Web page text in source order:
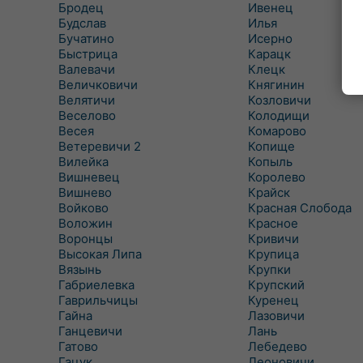
Бродец
Будслав
Бучатино
Быстрица
Валевачи
Величковичи
Велятичи
Веселово
Весея
Ветеревичи 2
Вилейка
Вишневец
Вишнево
Войково
Воложин
Воронцы
Высокая Липа
Вязынь
Габриелевка
Гаврильчицы
Гайна
Ганцевичи
Гатово
Ивенец
Илья
Исерно
Карацк
Клецк
Княгинин
Козловичи
Колодищи
Комарово
Копище
Копыль
Королево
Крайск
Красная Слобода
Красное
Кривичи
Крупица
Крупки
Крупский
Куренец
Лазовичи
Лань
Лебедево